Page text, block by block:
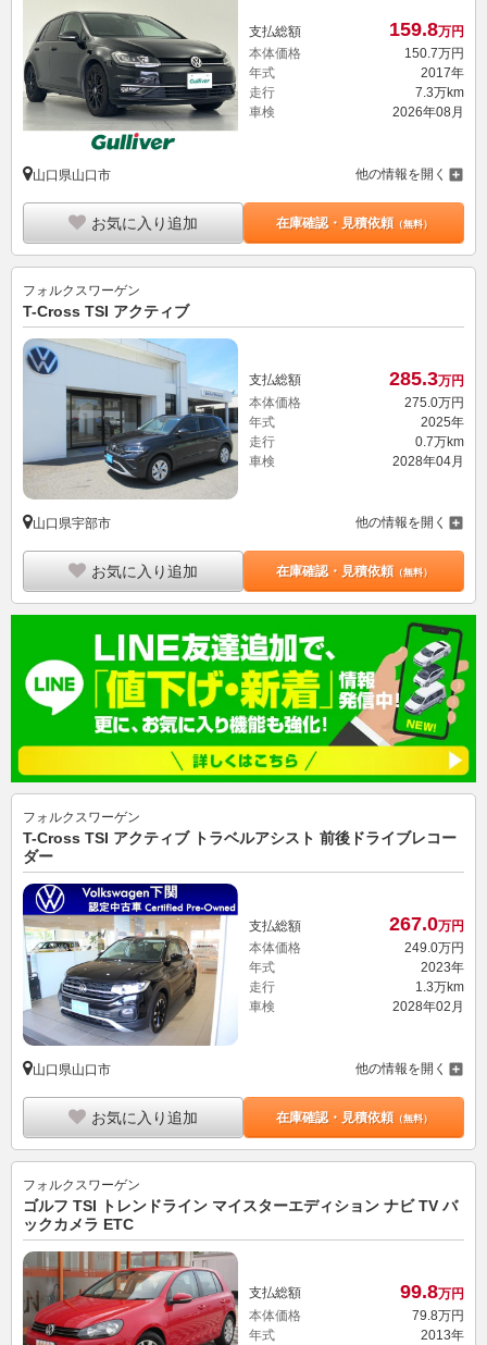
支払総額 159.8万円
本体価格
150.7万円
年式
2017年
走行
7.3万km
車検
2026年08月
山口県山口市 他の情報を開く
お気に入り追加 在庫確認・見積依頼（無料）
フォルクスワーゲン
T-Cross TSI アクティブ
支払総額 285.3万円
本体価格
275. 0万円
年式
2025年
走行
0.7万km
車検
2028年04月
山口県宇部市 他の情報を開く
お気に入り追加 在庫確認・見積依頼（無料）
フォルクスワーゲン
T-Cross TSI アクティブ トラベルアシスト 前後ドライブレコー
ダー
支払総額 267.0万円
本体価格
249.0万円
年式
2023年
走行
1.3万km
車検
2028年02月
山口県山口市 他の情報を開く
お気に入り追加 在庫確認・見積依頼（無料）
フォルクスワーゲン
ゴルフ TSI トレンドライン マイスターエディション ナビ TV バ
ックカメラ ETC
支払総額 99.8万円
本体価格
79. 8万円
年式
2013年